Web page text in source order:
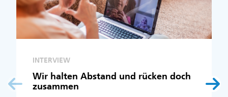
INTERVIEW
Wir halten Abstand und rücken doch
zusammen